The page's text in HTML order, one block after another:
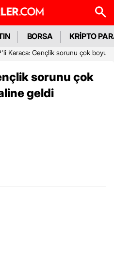
BORSA KRİPTO
Karaca: Gençlik sorunu çok
sorunu çok
geldi